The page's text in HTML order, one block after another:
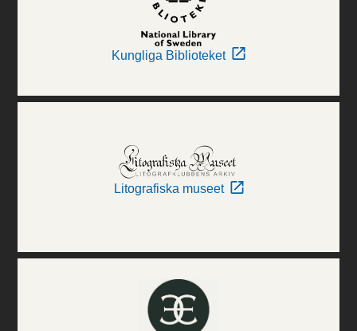
Kungliga Biblioteket
Litografiska museet